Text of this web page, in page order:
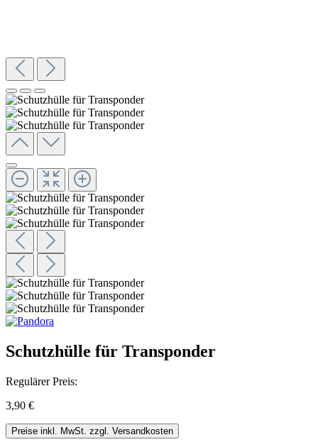
Schutzhülle für Transponder
Regulärer Preis:
3,90 €
Preise inkl. MwSt. zzgl. Versandkosten